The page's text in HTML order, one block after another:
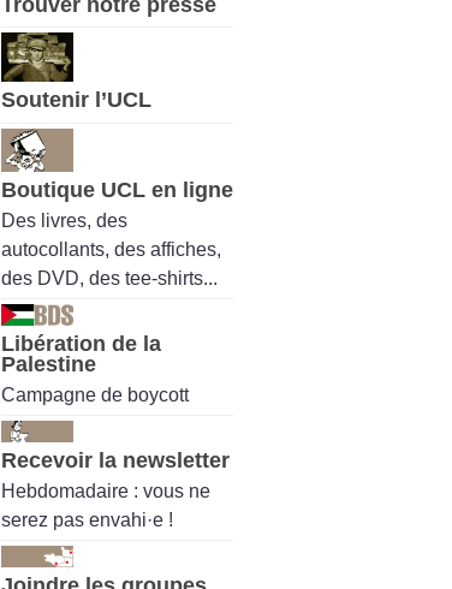
Trouver notre presse
Soutenir l’UCL
Boutique UCL en ligne
Des livres, des
autocollants, des affiches,
des DVD, des tee-shirts...
Libération de la
Palestine
Campagne de boycott
Recevoir la newsletter
Hebdomadaire : vous ne
serez pas envahi·e !